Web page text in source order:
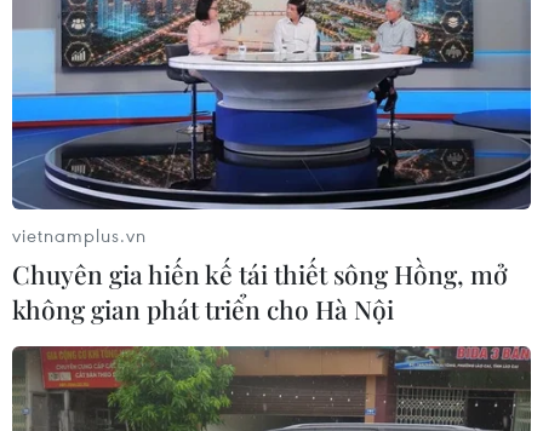
cảnh báo trước khả năng Mỹ tấn
công toàn diện Iran
Xem thêm
CƠ QUAN CHỦ QUẢN: THÔNG TẤN XÃ VIỆT NAM
Tổng Biên tập: TRẦN TIẾN DUẨN
vietnamplus.vn
Chuyên gia hiến kế tái thiết sông Hồng, mở
không gian phát triển cho Hà Nội